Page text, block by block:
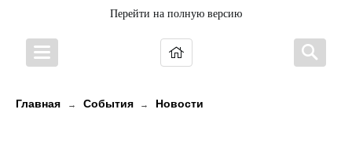
Перейти на полную версию
Главная → События → Новости